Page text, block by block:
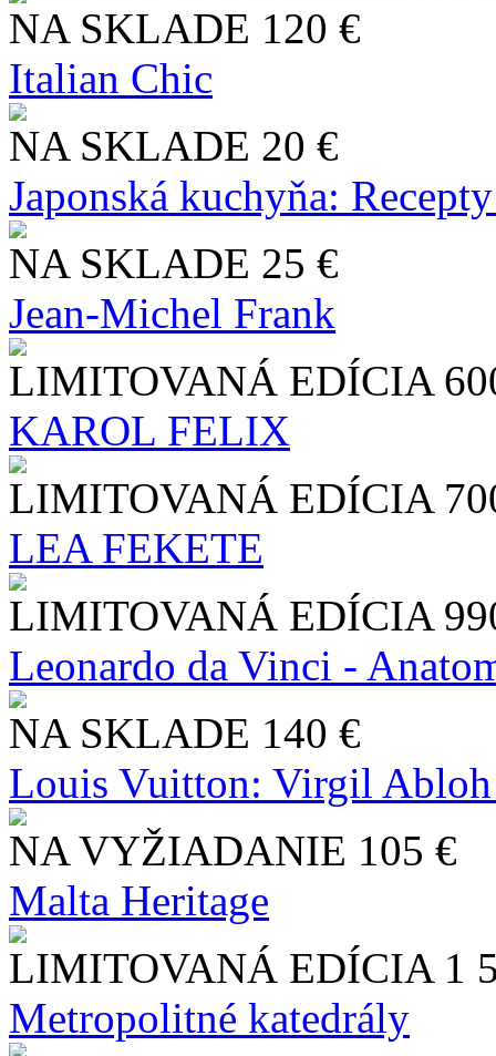
NA SKLADE 120 €
Italian Chic
NA SKLADE 20 €
Japonská kuchyňa:
NA SKLADE 25 €
Jean-Michel Frank
LIMITOVANÁ EDÍCIA
KAROL FELIX
LIMITOVANÁ EDÍCIA
LEA FEKETE
LIMITOVANÁ EDÍCIA
Leonardo da Vinci -
NA SKLADE 140 €
Louis Vuitton: Virgil
NA VYŽIADANIE 105 €
Malta Heritage
LIMITOVANÁ EDÍCIA 1
Metropolitné katedrály